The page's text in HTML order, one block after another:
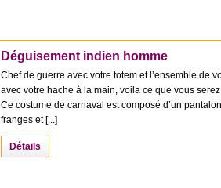
Déguisement indien homme
Chef de guerre avec votre totem et l’ensemble de
avec votre hache à la main, voila ce que vous
Ce costume de carnaval est composé d’un
franges et [...]
Détails